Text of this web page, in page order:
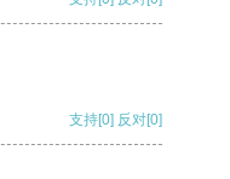
支持[0] 反对[0]